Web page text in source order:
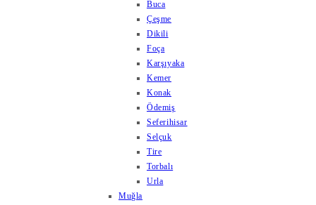
Buca
Çeşme
Dikili
Foça
Karşıyaka
Kemer
Konak
Ödemiş
Seferihisar
Selçuk
Tire
Torbalı
Urla
Muğla